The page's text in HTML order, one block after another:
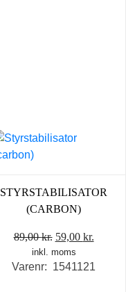
STYRSTABILISATOR
(CARBON)
89,00kr. Den
oprindelige
pris
59,00 kr.
pris
inkl. moms
Varenr: 1541121